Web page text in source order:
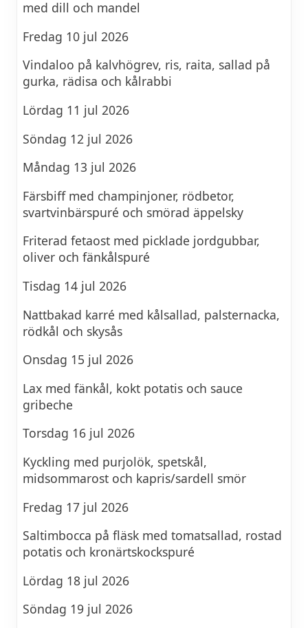
med dill och mandel
Fredag 10 jul 2026
Vindaloo på kalvhögrev, ris, raita, sallad på
gurka, rädisa och kålrabbi
Lördag 11 jul 2026
Söndag 12 jul 2026
Måndag 13 jul 2026
Färsbiff med champinjoner, rödbetor,
svartvinbärspuré och smörad äppelsky
Friterad fetaost med picklade jordgubbar,
oliver och fänkålspuré
Tisdag 14 jul 2026
Nattbakad karré med kålsallad, palsternacka,
rödkål och skysås
Onsdag 15 jul 2026
Lax med fänkål, kokt potatis och sauce
gribeche
Torsdag 16 jul 2026
Kyckling med purjolök, spetskål,
midsommarost och kapris/sardell smör
Fredag 17 jul 2026
Saltimbocca på fläsk med tomatsallad, rostad
potatis och kronärtskockspuré
Lördag 18 jul 2026
Söndag 19 jul 2026